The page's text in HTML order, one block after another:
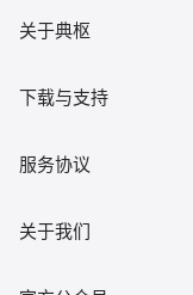
关于典枢
数据集市
有求必应
下载与支持
下载客户端
佣金查询
服务协议
《用户协议》
关于我们
公司简介